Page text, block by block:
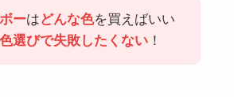
ーはどんな色を買えばいい
色選びで失敗したくない！